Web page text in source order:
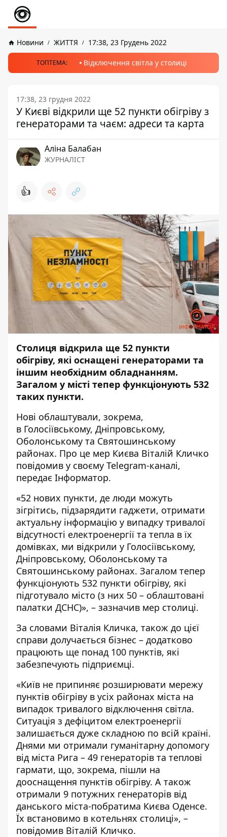
Новини ЖИТТЯ 17:38, 23 Грудень 2022
ТОПТЕМА: Відключення світла у столиці
17:38, 23 грудня 2022
У Києві відкрили ще 52 пункти обігріву з
генераторами та чаєм: адреси та карта
Аліна Балабан
ЖУРНАЛІСТ
👍
Столиця відкрила ще 52 пункти
обігріву, які оснащені генераторами та
іншим необхідним обладнанням.
Загалом у місті тепер функціонують 532
таких пункти.
Нові облаштували, зокрема,
в Голосіївському, Дніпровському,
Оболонському та Святошинському
районах. Про це мер Києва Віталій Кличко
повідомив у своєму Telegram-каналі,
передає Інформатор.
«52 нових пункти, де люди можуть
зігрітись, підзарядити гаджети, отримати
актуальну інформацію у випадку тривалої
відсутності електроенергії та тепла в їх
домівках, ми відкрили у Голосіївському,
Дніпровському, Оболонському та
Святошинському районах. Загалом тепер
функціонують 532 пункти обігріву, які
підготувало місто (з них 50 – облаштовані
палатки ДСНС)», – зазначив мер столиці.
За словами Віталія Кличка, також до цієї
справи долучається бізнес – додатково
працюють ще понад 100 пунктів, які
забезпечують підприємці.
«Київ не припиняє розширювати мережу
пунктів обігріву в усіх районах міста на
випадок тривалого відключення світла.
Ситуація з дефіцитом електроенергії
залишається дуже складною по всій країні.
Днями ми отримали гуманітарну допомогу
від міста Рига – 49 генераторів та теплові
гармати, що, зокрема, пішли на
дооснащення пунктів обігріву. А також
отримали 9 потужних генераторів від
данського міста-побратима Києва Оденсе.
Їх встановимо в котельнях столиці», –
повідомив Віталій Кличко.